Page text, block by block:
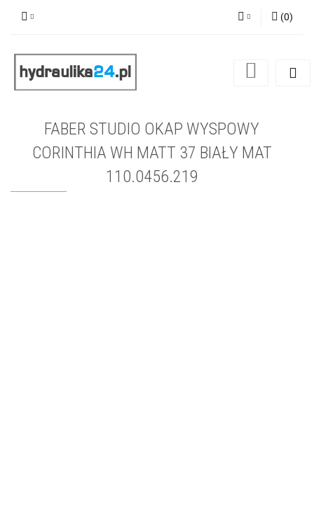
Zarejestruj się
(0)
FABER STUDIO OKAP WYSPOWY
CORINTHIA WH MATT 37 BIAŁY MAT
110.0456.219